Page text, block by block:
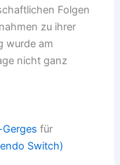
Folgen
zu ihrer
wurde am
nicht ganz
für
Switch)